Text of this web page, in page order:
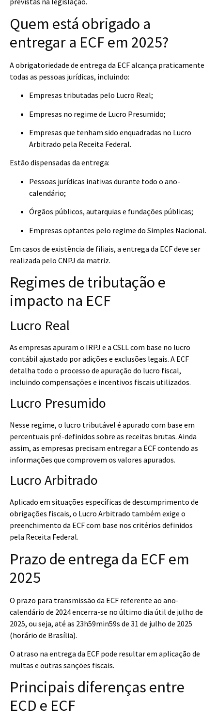
Quem está obrigado a
entregar a ECF em 2025?
A obrigatoriedade de entrega da ECF alcança praticamente
todas as pessoas jurídicas, incluindo:
Empresas tributadas pelo Lucro Real;
Empresas no regime de Lucro Presumido;
Empresas que tenham sido enquadradas no Lucro
Arbitrado pela Receita Federal.
Estão dispensadas da entrega:
Pessoas jurídicas inativas durante todo o ano-
calendário;
Órgãos públicos, autarquias e fundações públicas;
Empresas optantes pelo regime do Simples Nacional.
Em casos de existência de filiais, a entrega da ECF deve ser
realizada pelo CNPJ da matriz.
Regimes de tributação e
impacto na ECF
Lucro Real
As empresas apuram o IRPJ e a CSLL com base no lucro
contábil ajustado por adições e exclusões legais. A ECF
detalha todo o processo de apuração do lucro fiscal,
incluindo compensações e incentivos fiscais utilizados.
Lucro Presumido
Nesse regime, o lucro tributável é apurado com base em
percentuais pré-definidos sobre as receitas brutas. Ainda
assim, as empresas precisam entregar a ECF contendo as
informações que comprovem os valores apurados.
Lucro Arbitrado
Aplicado em situações específicas de descumprimento de
obrigações fiscais, o Lucro Arbitrado também exige o
preenchimento da ECF com base nos critérios definidos
pela Receita Federal.
Prazo de entrega da ECF em
2025
O prazo para transmissão da ECF referente ao ano-
calendário de 2024 encerra-se no último dia útil de julho de
2025, ou seja, até as 23h59min59s de 31 de julho de 2025
(horário de Brasília).
O atraso na entrega da ECF pode resultar em aplicação de
multas e outras sanções fiscais.
Principais diferenças entre
ECD e ECF